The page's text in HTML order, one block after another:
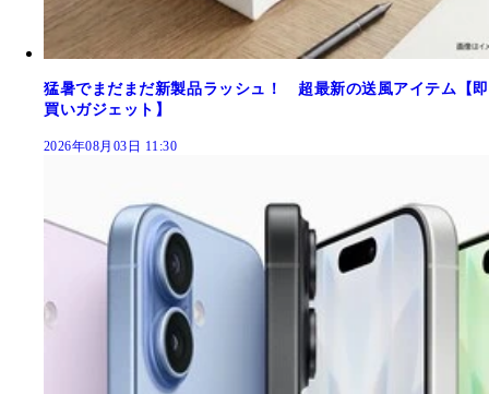
猛暑でまだまだ新製品ラッシュ！ 超最新の送風アイテム【即
買いガジェット】
2026年08月03日 11:30